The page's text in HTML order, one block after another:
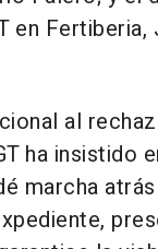
en Fertiberia,
al
ha insistido
marcha